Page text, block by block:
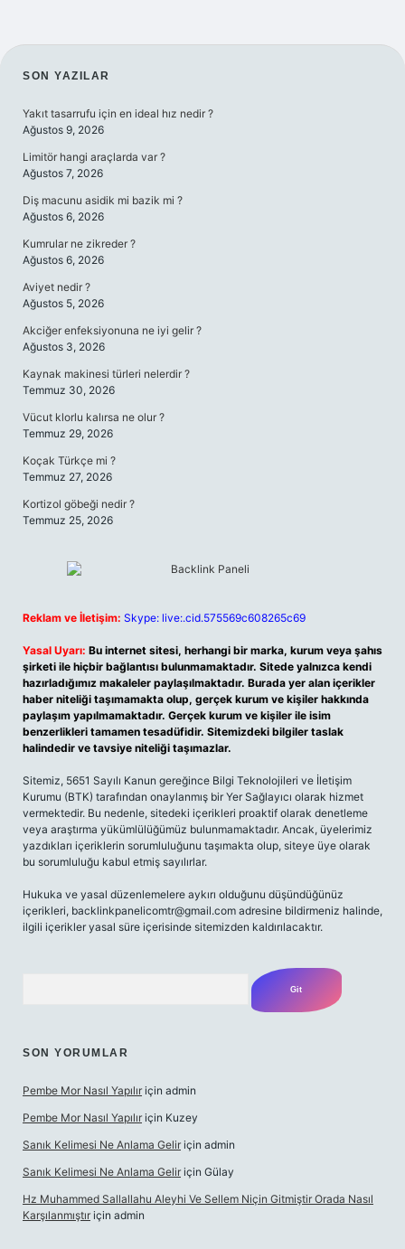
SIDEBAR
SON YAZILAR
Yakıt tasarrufu için en ideal hız nedir ?
Ağustos 9, 2026
Limitör hangi araçlarda var ?
Ağustos 7, 2026
Diş macunu asidik mi bazik mi ?
Ağustos 6, 2026
Kumrular ne zikreder ?
Ağustos 6, 2026
Aviyet nedir ?
Ağustos 5, 2026
Akciğer enfeksiyonuna ne iyi gelir ?
Ağustos 3, 2026
Kaynak makinesi türleri nelerdir ?
Temmuz 30, 2026
Vücut klorlu kalırsa ne olur ?
Temmuz 29, 2026
Koçak Türkçe mi ?
Temmuz 27, 2026
Kortizol göbeği nedir ?
Temmuz 25, 2026
Reklam ve İletişim: Skype: live:.cid.575569c608265c69
Yasal Uyarı: Bu internet sitesi, herhangi bir marka, kurum veya şahıs
şirketi ile hiçbir bağlantısı bulunmamaktadır. Sitede yalnızca kendi
hazırladığımız makaleler paylaşılmaktadır. Burada yer alan içerikler
haber niteliği taşımamakta olup, gerçek kurum ve kişiler hakkında
paylaşım yapılmamaktadır. Gerçek kurum ve kişiler ile isim
benzerlikleri tamamen tesadüfidir. Sitemizdeki bilgiler taslak
halindedir ve tavsiye niteliği taşımazlar.
Sitemiz, 5651 Sayılı Kanun gereğince Bilgi Teknolojileri ve İletişim
Kurumu (BTK) tarafından onaylanmış bir Yer Sağlayıcı olarak hizmet
vermektedir. Bu nedenle, sitedeki içerikleri proaktif olarak denetleme
veya araştırma yükümlülüğümüz bulunmamaktadır. Ancak, üyelerimiz
yazdıkları içeriklerin sorumluluğunu taşımakta olup, siteye üye olarak
bu sorumluluğu kabul etmiş sayılırlar.
Hukuka ve yasal düzenlemelere aykırı olduğunu düşündüğünüz
içerikleri, backlinkpanelicomtr@gmail.com adresine bildirmeniz halinde,
ilgili içerikler yasal süre içerisinde sitemizden kaldırılacaktır.
SON YORUMLAR
Pembe Mor Nasıl Yapılır için admin
Pembe Mor Nasıl Yapılır için Kuzey
Sanık Kelimesi Ne Anlama Gelir için admin
Sanık Kelimesi Ne Anlama Gelir için Gülay
Hz Muhammed Sallallahu Aleyhi Ve Sellem Niçin Gitmiştir Orada Nasıl
Karşılanmıştır için admin